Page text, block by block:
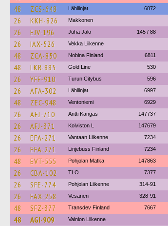
48 ZCS-648 Lähilinjat 6872
26 KKH-826 Makkonen
26 EJV-196 Juha Jalo 145 / 88
26 IAX-526 Vekka Liikenne
48 ZCA-850 Nobina Finland 6811
48 LKR-885 Gold Line 530
26 YFF-910 Turun Citybus 596
26 AFA-302 Lähilinjat 6997
48 ZEC-948 Ventoniemi 6929
26 AFJ-710 Antti Kangas 147737
26 AFJ-371 Koiviston L 147679
26 EFA-271 Vantaan Liikenne 7234
26 EFA-271 Linjebuss Finland 7234
48 EVT-555 Pohjolan Matka 147863
26 CBA-102 TLO 7377
26 SFE-774 Pohjolan Liikenne 314-91
26 FAX-258 Vesanen 328-91
48 SFZ-377 Transdev Finland 7667
48 AGI-909 Vainion Liikenne